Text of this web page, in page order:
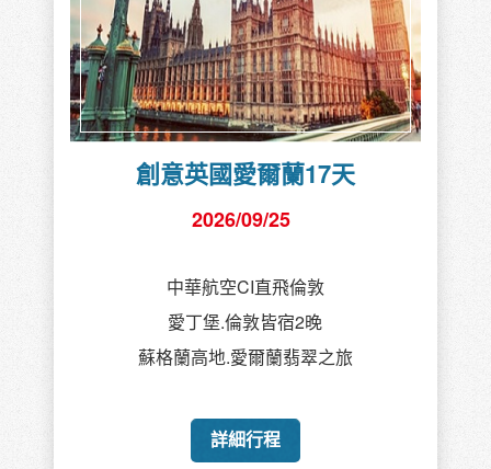
創意英國愛爾蘭17天
2026/09/25
中華航空CI直飛倫敦
愛丁堡.倫敦皆宿2晚
蘇格蘭高地.愛爾蘭翡翠之旅
詳細行程